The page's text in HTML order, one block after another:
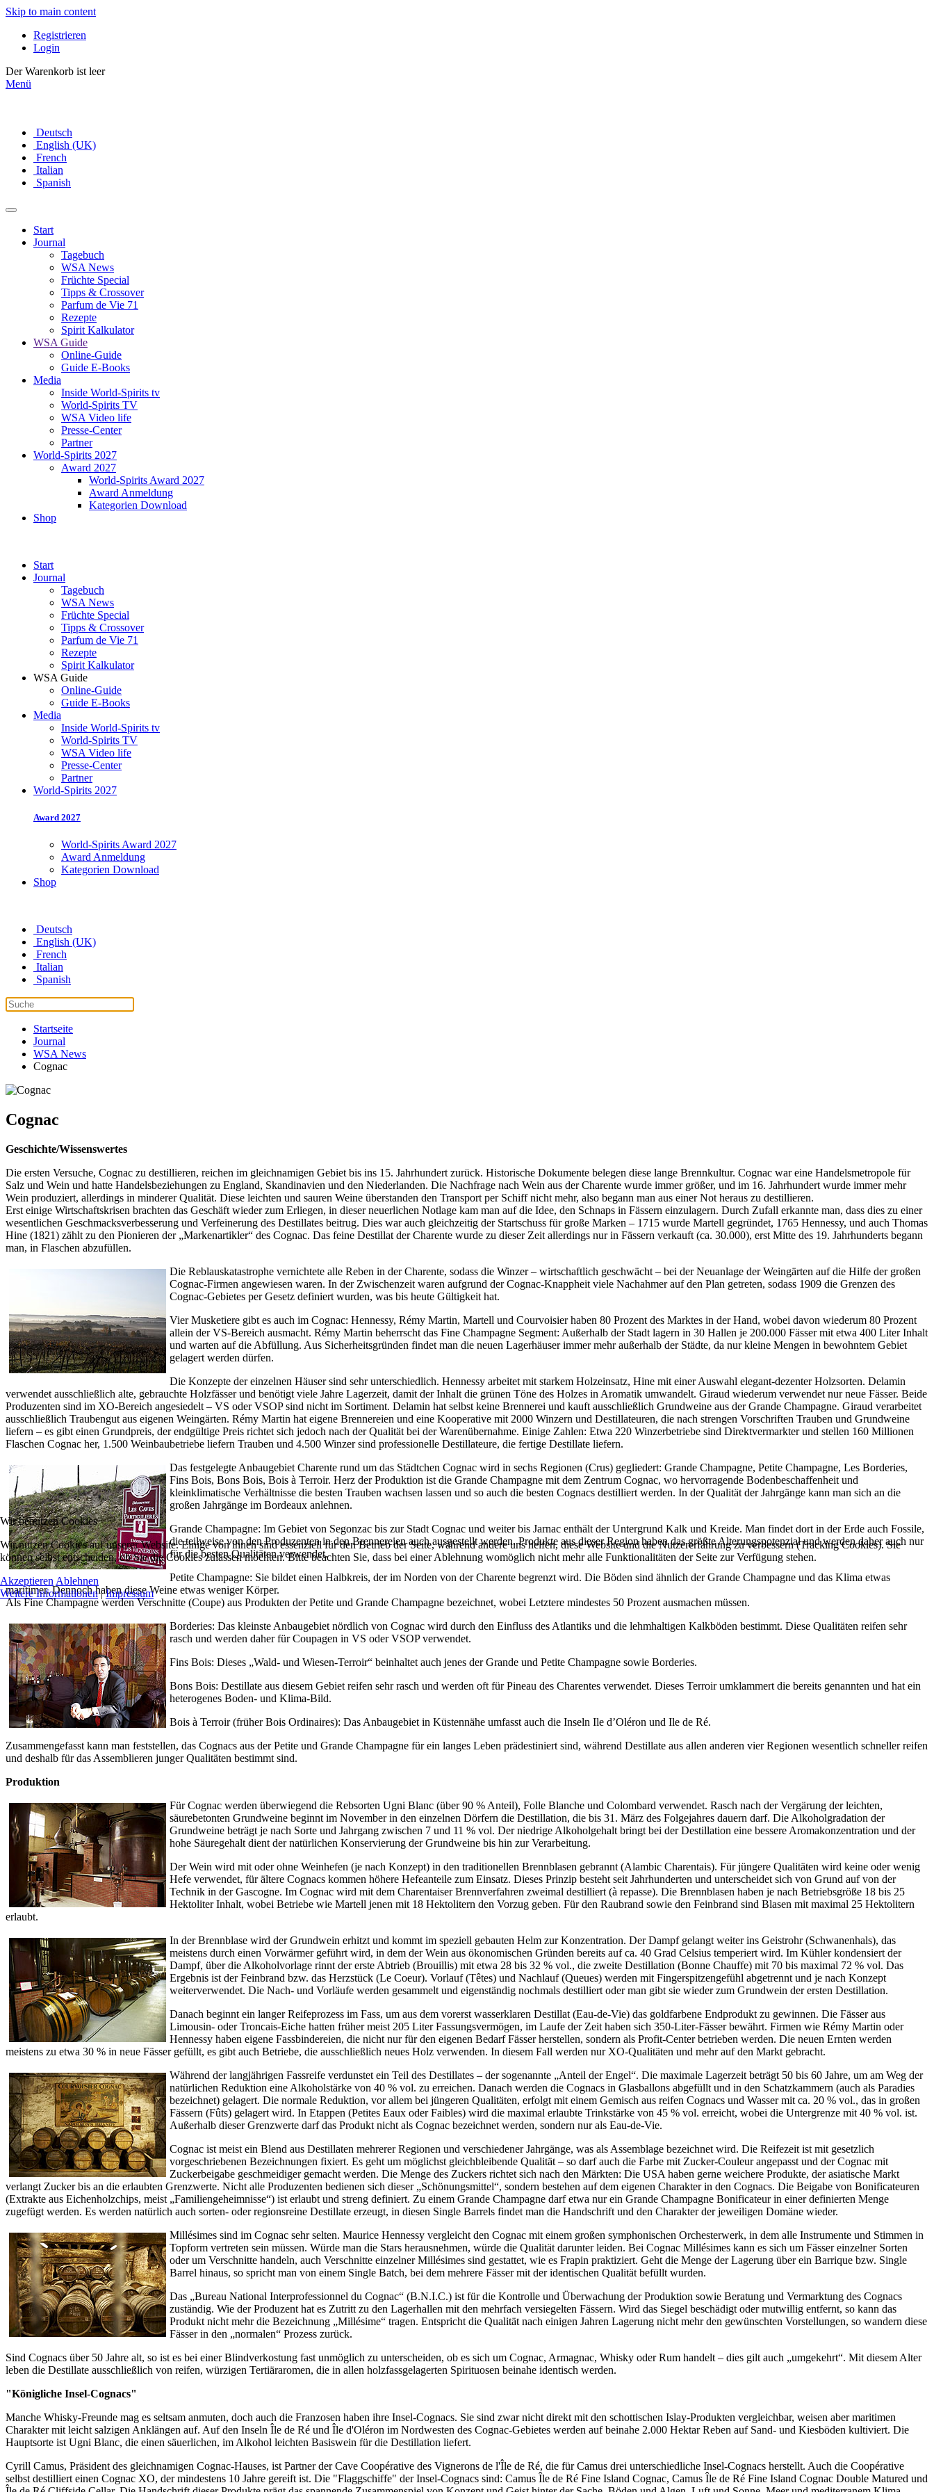
Skip to main content
Registrieren
Login
Der Warenkorb ist leer
Menü
Deutsch
English (UK)
French
Italian
Spanish
Start
Journal
Tagebuch
WSA News
Früchte Special
Tipps & Crossover
Parfum de Vie 71
Rezepte
Spirit Kalkulator
WSA Guide
Online-Guide
Guide E-Books
Media
Inside World-Spirits tv
World-Spirits TV
WSA Video life
Presse-Center
Partner
World-Spirits 2027
Award 2027
World-Spirits Award 2027
Award Anmeldung
Kategorien Download
Shop
Start
Journal
Tagebuch
WSA News
Früchte Special
Tipps & Crossover
Parfum de Vie 71
Rezepte
Spirit Kalkulator
WSA Guide
Online-Guide
Guide E-Books
Media
Inside World-Spirits tv
World-Spirits TV
WSA Video life
Presse-Center
Partner
World-Spirits 2027
Award 2027
World-Spirits Award 2027
Award Anmeldung
Kategorien Download
Shop
Deutsch
English (UK)
French
Italian
Spanish
Startseite
Journal
WSA News
Cognac
Cognac
Geschichte/Wissenswertes
Die ersten Versuche, Cognac zu destillieren, reichen im gleichnamigen Gebiet bis ins 15. Jahrhundert zurück. Historische Dokumente belegen diese lange Brennkultur. Cognac war eine Handelsmetropole für
Salz und Wein und hatte Handelsbeziehungen zu England, Skandinavien und den Niederlanden. Die Nachfrage nach Wein aus der Charente wurde immer größer, und im 16. Jahrhundert wurde immer mehr
Wein produziert, allerdings in minderer Qualität. Diese leichten und sauren Weine überstanden den Transport per Schiff nicht mehr, also begann man aus einer Not heraus zu destillieren.
Erst einige Wirtschaftskrisen brachten das Geschäft wieder zum Erliegen, in dieser neuerlichen Notlage kam man auf die Idee, den Schnaps in Fässern einzulagern. Durch Zufall erkannte man, dass dies zu einer
wesentlichen Geschmacksverbesserung und Verfeinerung des Destillates beitrug. Dies war auch gleichzeitig der Startschuss für große Marken – 1715 wurde Martell gegründet, 1765 Hennessy, und auch Thomas
Hine (1821) zählt zu den Pionieren der „Markenartikler“ des Cognac. Das feine Destillat der Charente wurde zu dieser Zeit allerdings nur in Fässern verkauft (ca. 30.000), erst Mitte des 19. Jahrhunderts begann
man, in Flaschen abzufüllen.
Die Reblauskatastrophe vernichtete alle Reben in der Charente, sodass die Winzer – wirtschaftlich geschwächt – bei der Neuanlage der Weingärten auf die Hilfe der großen
Cognac-Firmen angewiesen waren. In der Zwischenzeit waren aufgrund der Cognac-Knappheit viele Nachahmer auf den Plan getreten, sodass 1909 die Grenzen des
Cognac-Gebietes per Gesetz definiert wurden, was bis heute Gültigkeit hat.
Vier Musketiere gibt es auch im Cognac: Hennessy, Rémy Martin, Martell und Courvoisier haben 80 Prozent des Marktes in der Hand, wobei davon wiederum 80 Prozent
allein der VS-Bereich ausmacht. Rémy Martin beherrscht das Fine Champagne Segment: Außerhalb der Stadt lagern in 30 Hallen je 200.000 Fässer mit etwa 400 Liter Inhalt
und warten auf die Abfüllung. Aus Sicherheitsgründen findet man die neuen Lagerhäuser immer mehr außerhalb der Städte, da nur kleine Mengen in bewohntem Gebiet
gelagert werden dürfen.
Die Konzepte der einzelnen Häuser sind sehr unterschiedlich. Hennessy arbeitet mit starkem Holzeinsatz, Hine mit einer Auswahl elegant-dezenter Holzsorten. Delamin
verwendet ausschließlich alte, gebrauchte Holzfässer und benötigt viele Jahre Lagerzeit, damit der Inhalt die grünen Töne des Holzes in Aromatik umwandelt. Giraud wiederum verwendet nur neue Fässer. Beide
Produzenten sind im XO-Bereich angesiedelt – VS oder VSOP sind nicht im Sortiment. Delamin hat selbst keine Brennerei und kauft ausschließlich Grundweine aus der Grande Champagne. Giraud verarbeitet
ausschließlich Traubengut aus eigenen Weingärten. Rémy Martin hat eigene Brennereien und eine Kooperative mit 2000 Winzern und Destillateuren, die nach strengen Vorschriften Trauben und Grundweine
liefern – es gibt einen Grundpreis, der endgültige Preis richtet sich jedoch nach der Qualität bei der Warenübernahme. Einige Zahlen: Etwa 220 Winzerbetriebe sind Direktvermarkter und stellen 160 Millionen
Flaschen Cognac her, 1.500 Weinbaubetriebe liefern Trauben und 4.500 Winzer sind professionelle Destillateure, die fertige Destillate liefern.
Das festgelegte Anbaugebiet Charente rund um das Städtchen Cognac wird in sechs Regionen (Crus) gegliedert: Grande Champagne, Petite Champagne, Les Borderies,
Fins Bois, Bons Bois, Bois à Terroir. Herz der Produktion ist die Grande Champagne mit dem Zentrum Cognac, wo hervorragende Bodenbeschaffenheit und
kleinklimatische Verhältnisse die besten Trauben wachsen lassen und so auch die besten Cognacs destilliert werden. In der Qualität der Jahrgänge kann man sich an die
großen Jahrgänge im Bordeaux anlehnen.
Grande Champagne: Im Gebiet von Segonzac bis zur Stadt Cognac und weiter bis Jarnac enthält der Untergrund Kalk und Kreide. Man findet dort in der Erde auch Fossile,
die teilweise von den Produzenten in den Brennereien auch ausgestellt werden. Produkte aus dieser Region haben das größte Alterungspotenzial und werden daher auch nur
für die besten Qualitäten verwendet.
Petite Champagne: Sie bildet einen Halbkreis, der im Norden von der Charente begrenzt wird. Die Böden sind ähnlich der Grande Champagne und das Klima etwas
maritimer. Dennoch haben diese Weine etwas weniger Körper.
Als Fine Champagne werden Verschnitte (Coupe) aus Produkten der Petite und Grande Champagne bezeichnet, wobei Letztere mindestes 50 Prozent ausmachen müssen.
Borderies: Das kleinste Anbaugebiet nördlich von Cognac wird durch den Einfluss des Atlantiks und die lehmhaltigen Kalkböden bestimmt. Diese Qualitäten reifen sehr
rasch und werden daher für Coupagen in VS oder VSOP verwendet.
Fins Bois: Dieses „Wald- und Wiesen-Terroir“ beinhaltet auch jenes der Grande und Petite Champagne sowie Borderies.
Bons Bois: Destillate aus diesem Gebiet reifen sehr rasch und werden oft für Pineau des Charentes verwendet. Dieses Terroir umklammert die bereits genannten und hat ein
heterogenes Boden- und Klima-Bild.
Bois à Terroir (früher Bois Ordinaires): Das Anbaugebiet in Küstennähe umfasst auch die Inseln Ile d’Oléron und Ile de Ré.
Zusammengefasst kann man feststellen, das Cognacs aus der Petite und Grande Champagne für ein langes Leben prädestiniert sind, während Destillate aus allen anderen vier Regionen wesentlich schneller reifen
und deshalb für das Assemblieren junger Qualitäten bestimmt sind.
Produktion
Für Cognac werden überwiegend die Rebsorten Ugni Blanc (über 90 % Anteil), Folle Blanche und Colombard verwendet. Rasch nach der Vergärung der leichten,
säurebetonten Grundweine beginnt im November in den einzelnen Dörfern die Destillation, die bis 31. März des Folgejahres dauern darf. Die Alkoholgradation der
Grundweine beträgt je nach Sorte und Jahrgang zwischen 7 und 11 % vol. Der niedrige Alkoholgehalt bringt bei der Destillation eine bessere Aromakonzentration und der
hohe Säuregehalt dient der natürlichen Konservierung der Grundweine bis hin zur Verarbeitung.
Der Wein wird mit oder ohne Weinhefen (je nach Konzept) in den traditionellen Brennblasen gebrannt (Alambic Charentais). Für jüngere Qualitäten wird keine oder wenig
Hefe verwendet, für ältere Cognacs kommen höhere Hefeanteile zum Einsatz. Dieses Prinzip besteht seit Jahrhunderten und unterscheidet sich von Grund auf von der
Technik in der Gascogne. Im Cognac wird mit dem Charentaiser Brennverfahren zweimal destilliert (à repasse). Die Brennblasen haben je nach Betriebsgröße 18 bis 25
Hektoliter Inhalt, wobei Betriebe wie Martell jenen mit 18 Hektolitern den Vorzug geben. Für den Raubrand sowie den Feinbrand sind Blasen mit maximal 25 Hektolitern
erlaubt.
In der Brennblase wird der Grundwein erhitzt und kommt im speziell gebauten Helm zur Konzentration. Der Dampf gelangt weiter ins Geistrohr (Schwanenhals), das
meistens durch einen Vorwärmer geführt wird, in dem der Wein aus ökonomischen Gründen bereits auf ca. 40 Grad Celsius temperiert wird. Im Kühler kondensiert der
Dampf, über die Alkoholvorlage rinnt der erste Abtrieb (Brouillis) mit etwa 28 bis 32 % vol., die zweite Destillation (Bonne Chauffe) mit 70 bis maximal 72 % vol. Das
Ergebnis ist der Feinbrand bzw. das Herzstück (Le Coeur). Vorlauf (Têtes) und Nachlauf (Queues) werden mit Fingerspitzengefühl abgetrennt und je nach Konzept
weiterverwendet. Die Nach- und Vorläufe werden gesammelt und eigenständig nochmals destilliert oder man gibt sie wieder zum Grundwein der ersten Destillation.
Danach beginnt ein langer Reifeprozess im Fass, um aus dem vorerst wasserklaren Destillat (Eau-de-Vie) das goldfarbene Endprodukt zu gewinnen. Die Fässer aus
Limousin- oder Troncais-Eiche hatten früher meist 205 Liter Fassungsvermögen, im Laufe der Zeit haben sich 350-Liter-Fässer bewährt. Firmen wie Rémy Martin oder
Hennessy haben eigene Fassbindereien, die nicht nur für den eigenen Bedarf Fässer herstellen, sondern als Profit-Center betrieben werden. Die neuen Ernten werden
meistens zu etwa 30 % in neue Fässer gefüllt, es gibt auch Betriebe, die ausschließlich neues Holz verwenden. In diesem Fall werden nur XO-Qualitäten und mehr auf den Markt gebracht.
Während der langjährigen Fassreife verdunstet ein Teil des Destillates – der sogenannte „Anteil der Engel“. Die maximale Lagerzeit beträgt 50 bis 60 Jahre, um am Weg der
natürlichen Reduktion eine Alkoholstärke von 40 % vol. zu erreichen. Danach werden die Cognacs in Glasballons abgefüllt und in den Schatzkammern (auch als Paradies
bezeichnet) gelagert. Die normale Reduktion, vor allem bei jüngeren Qualitäten, erfolgt mit einem Gemisch aus reifen Cognacs und Wasser mit ca. 20 % vol., das in großen
Fässern (Fûts) gelagert wird. In Etappen (Petites Eaux oder Faibles) wird die maximal erlaubte Trinkstärke von 45 % vol. erreicht, wobei die Untergrenze mit 40 % vol. ist.
Außerhalb dieser Grenzwerte darf das Produkt nicht als Cognac bezeichnet werden, sondern nur als Eau-de-Vie.
Cognac ist meist ein Blend aus Destillaten mehrerer Regionen und verschiedener Jahrgänge, was als Assemblage bezeichnet wird. Die Reifezeit ist mit gesetzlich
vorgeschriebenen Bezeichnungen fixiert. Es geht um möglichst gleichbleibende Qualität – so darf auch die Farbe mit Zucker-Couleur angepasst und der Cognac mit
Zuckerbeigabe geschmeidiger gemacht werden. Die Menge des Zuckers richtet sich nach den Märkten: Die USA haben gerne weichere Produkte, der asiatische Markt
verlangt Zucker bis an die erlaubten Grenzwerte. Nicht alle Produzenten bedienen sich dieser „Schönungsmittel“, sondern bestehen auf dem eigenen Charakter in den Cognacs. Die Beigabe von Bonificateuren
(Extrakte aus Eichenholzchips, meist „Familiengeheimnisse“) ist erlaubt und streng definiert. Zu einem Grande Champagne darf etwa nur ein Grande Champagne Bonificateur in einer definierten Menge
zugefügt werden. Es werden natürlich auch sorten- oder regionsreine Destillate erzeugt, in diesen Single Barrels findet man die Handschrift und den Charakter der jeweiligen Domäne wieder.
Millésimes sind im Cognac sehr selten. Maurice Hennessy vergleicht den Cognac mit einem großen symphonischen Orchesterwerk, in dem alle Instrumente und Stimmen in
Topform vertreten sein müssen. Würde man die Stars herausnehmen, würde die Qualität darunter leiden. Bei Cognac Millésimes kann es sich um Fässer einzelner Sorten
oder um Verschnitte handeln, auch Verschnitte einzelner Millésimes sind gestattet, wie es Frapin praktiziert. Geht die Menge der Lagerung über ein Barrique bzw. Single
Barrel hinaus, so spricht man von einem Single Batch, bei dem mehrere Fässer mit der identischen Qualität befüllt wurden.
Das „Bureau National Interprofessionnel du Cognac“ (B.N.I.C.) ist für die Kontrolle und Überwachung der Produktion sowie Beratung und Vermarktung des Cognacs
zuständig. Wie der Produzent hat es Zutritt zu den Lagerhallen mit den mehrfach versiegelten Fässern. Wird das Siegel beschädigt oder mutwillig entfernt, so kann das
Produkt nicht mehr die Bezeichnung „Millésime“ tragen. Entspricht die Qualität nach einigen Jahren Lagerung nicht mehr den gewünschten Vorstellungen, so wandern diese
Fässer in den „normalen“ Prozess zurück.
Sind Cognacs über 50 Jahre alt, so ist es bei einer Blindverkostung fast unmöglich zu unterscheiden, ob es sich um Cognac, Armagnac, Whisky oder Rum handelt – dies gilt auch „umgekehrt“. Mit diesem Alter
leben die Destillate ausschließlich von reifen, würzigen Tertiäraromen, die in allen holzfassgelagerten Spirituosen beinahe identisch werden.
"Königliche Insel-Cognacs"
Manche Whisky-Freunde mag es seltsam anmuten, doch auch die Franzosen haben ihre Insel-Cognacs. Sie sind zwar nicht direkt mit den schottischen Islay-Produkten vergleichbar, weisen aber maritimen
Charakter mit leicht salzigen Anklängen auf. Auf den Inseln Île de Ré und Île d'Oléron im Nordwesten des Cognac-Gebietes werden auf beinahe 2.000 Hektar Reben auf Sand- und Kiesböden kultiviert. Die
Hauptsorte ist Ugni Blanc, die einen säuerlichen, im Alkohol leichten Basiswein für die Destillation liefert.
Cyrill Camus, Präsident des gleichnamigen Cognac-Hauses, ist Partner der Cave Coopérative des Vignerons de l'Île de Ré, die für Camus drei unterschiedliche Insel-Cognacs herstellt. Auch die Coopérative
selbst destilliert einen Cognac XO, der mindestens 10 Jahre gereift ist. Die "Flaggschiffe" der Insel-Cognacs sind: Camus Île de Ré Fine Island Cognac, Camus Île de Ré Fine Island Cognac Double Matured und
Wir benutzen Cookies
Wir nutzen Cookies auf unserer Website. Einige von ihnen sind essenziell für den Betrieb der Seite, während andere uns helfen, diese Website und die Nutzererfahrung zu verbessern (Tracking Cookies). Sie
können selbst entscheiden, ob Sie die Cookies zulassen möchten. Bitte beachten Sie, dass bei einer Ablehnung womöglich nicht mehr alle Funktionalitäten der Seite zur Verfügung stehen.
Akzeptieren Ablehnen
Weitere Informationen|Impressum